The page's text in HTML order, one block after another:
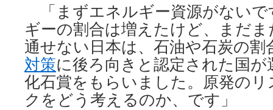
「まずエネルギー資源がない
ギーの割合は増えたけど、まだ
通せない日本は、石油や石炭の割
対策に後ろ向きと認定された国
化石賞をもらいました。原発のリ
クをどう考えるのか、です」